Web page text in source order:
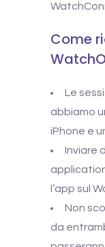
Come
Le
abbiamo
iPhone e
Inviare
l’app sul
Non
da